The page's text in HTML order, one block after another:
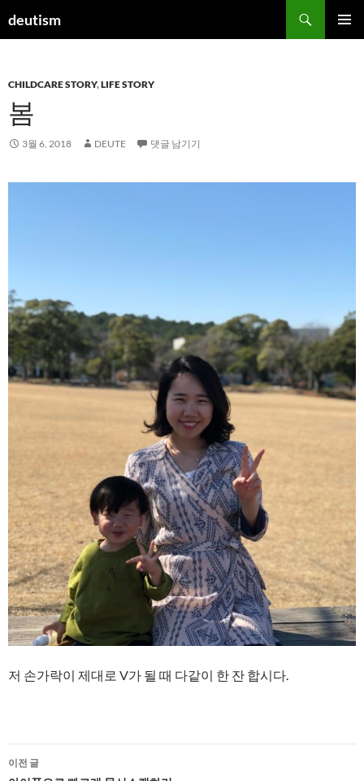
텐
건
기
deutism
색
CHILDCARE STORY,LIFE STORY
봄
3월 6, 2018 DEUTE 댓글 남기기
저 손가락이 제대로 V가 될 때 다같이 한 잔 합시다.
글
이전 글